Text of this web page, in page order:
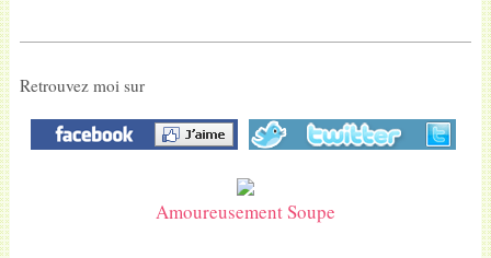
Retrouvez moi sur
Amoureusement Soupe